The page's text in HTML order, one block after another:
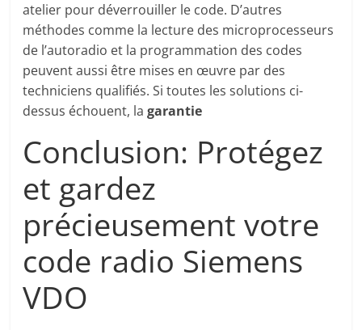
atelier pour déverrouiller le code. D’autres
méthodes comme la lecture des microprocesseurs
de l’autoradio et la programmation des codes
peuvent aussi être mises en œuvre par des
techniciens qualifiés. Si toutes les solutions ci-
dessus échouent, lagarantie
Conclusion: Protégez
et gardez
précieusement votre
code radio Siemens
VDO